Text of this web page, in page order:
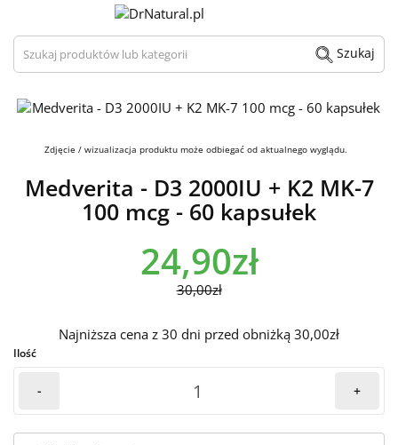
Szukaj produktów lub kategorii Szukaj
Zdjęcie / wizualizacja produktu może odbiegać od aktualnego wyglądu.
Medverita - D3 2000IU + K2 MK-7
100 mcg - 60 kapsułek
24,90zł
30,00zł
Najniższa cena z 30 dni przed obniżką 30,00zł
Ilość
- +